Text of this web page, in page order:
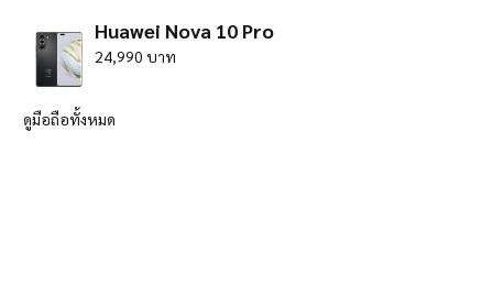
Huawei Nova 10 Pro
24,990 บาท
ดูมือถือทั้งหมด